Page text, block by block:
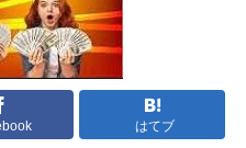
はてブ